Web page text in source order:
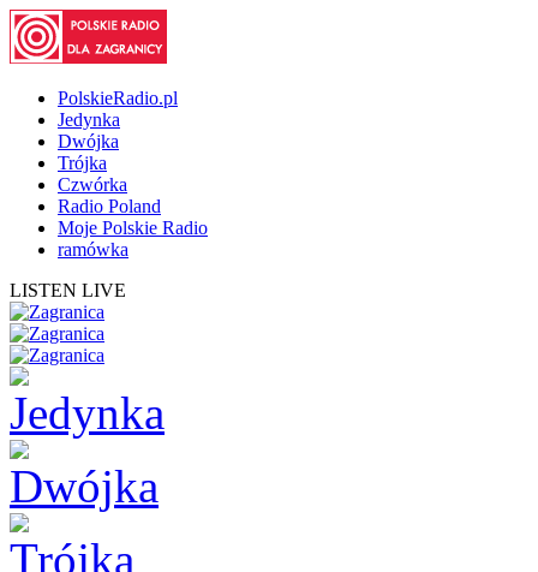
PolskieRadio.pl
Jedynka
Dwójka
Trójka
Czwórka
Radio Poland
Moje Polskie Radio
ramówka
LISTEN LIVE